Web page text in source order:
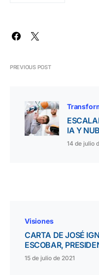
PREVIOUS POST
IA Y
14 de julio
Visiones
CARTA DE JOSÉ
ESCOBAR,
15 de julio de 2021